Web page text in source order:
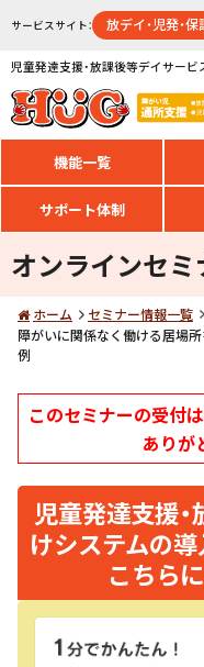
サービスサイト： 放デイ・児発・
児童発達支援・放課後等デイサー
機能一覧
サポート体制
オンラインセ
ホーム
セミナー情報一覧
障がいに関係なく働ける居場
例
このセミナーの受付
ありが
児童発達支援
けシステムの
こちら